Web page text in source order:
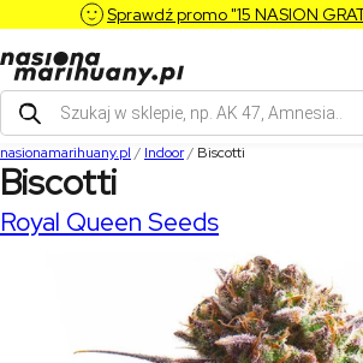
Sprawdź promo "15 NASION
Wyszukiwarka
produktów
nasionamarihuany.pl / Indoor/ Biscotti
Biscotti
Royal Queen Seeds